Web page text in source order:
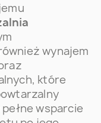
wynajem
które
wsparcie